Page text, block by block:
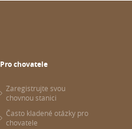
Pro chovatele
Zaregistrujte svou
chovnou stanici
Často kladené otázky pro
chovatele